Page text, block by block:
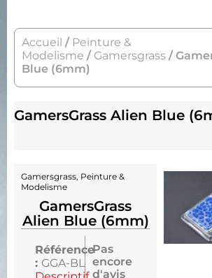
Accueil / Peinture &
Modelisme / Gamersgrass /
Blue (6mm)
GamersGrass Alien Blue
Gamersgrass, Peinture &
Modelisme
GamersGrass
Alien Blue (6mm)
Référence
: GGA-BL
Pas
encore
d'avis